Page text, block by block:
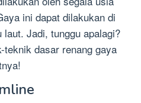
ini dapat dilakukan di
Jadi, tunggu apalagi?
dasar renang gaya